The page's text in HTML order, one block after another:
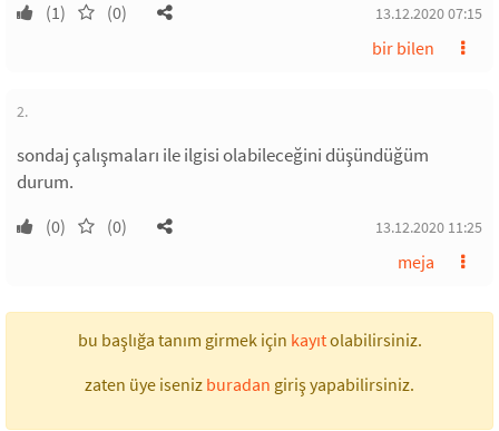
(1) (0) 13.12.2020 07:15
bir bilen
2.
sondaj çalışmaları ile ilgisi olabileceğini düşündüğüm
durum.
(0) (0) 13.12.2020 11:25
meja
bu başlığa tanım girmek için kayıtolabilirsiniz.
zaten üye iseniz buradan giriş yapabilirsiniz.